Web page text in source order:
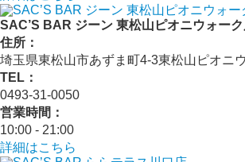
SAC’S BAR ジーン 東松山ピオニウォー
住所：
埼玉県東松山市あずま町4-3東松山ピオニ
TEL：
0493-31-0050
営業時間：
10:00 - 21:00
詳細はこちら